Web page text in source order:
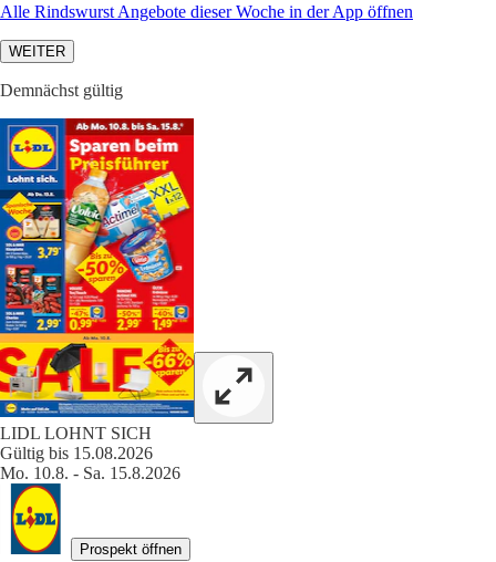
Alle Rindswurst Angebote dieser Woche in der App öffnen
WEITER
Demnächst gültig
LIDL LOHNT SICH
Gültig bis 15.08.2026
Mo. 10.8. - Sa. 15.8.2026
Prospekt öffnen